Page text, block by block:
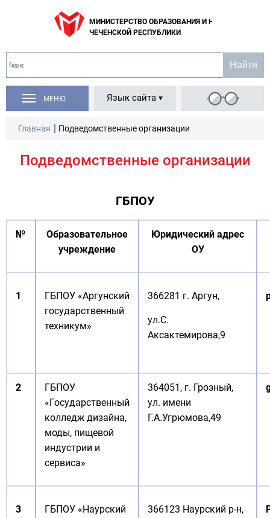
МИНИСТЕРСТВО ОБРАЗОВАНИЯ И НАУКИ
ЧЕЧЕНСКОЙ РЕСПУБЛИКИ
МЕНЮ Язык сайта
Главная Подведомственные организации
Подведомственные организации
ГБПОУ
№
Образовательное
учреждение
Юридический адрес
ОУ
1
ГБПОУ «Аргунский
государственный
техникум»
366281 г. Аргун,
ул.С.
Аксактемирова,9
2
ГБПОУ
«Государственный
колледж дизайна,
моды, пищевой
индустрии и
сервиса»
364051, г. Грозный,
ул. имени
Г.А.Угрюмова,49
3
ГБПОУ «Наурский
366123 Наурский р-н,